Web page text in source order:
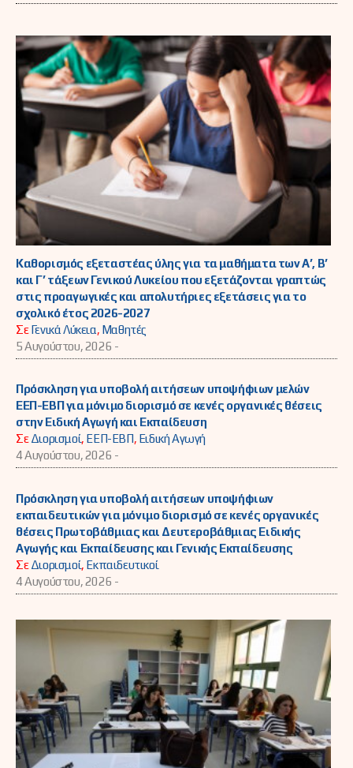
Καθορισμός εξεταστέας ύλης για τα μαθήματα των Α’, Β’
και Γ’ τάξεων Γενικού Λυκείου που εξετάζονται γραπτώς
στις προαγωγικές και απολυτήριες εξετάσεις για το
σχολικό έτος 2026-2027
ΣεΓενικά Λύκεια, Μαθητές
5 Αυγούστου, 2026 -
Πρόσκληση για υποβολή αιτήσεων υποψήφιων μελών
ΕΕΠ-ΕΒΠ για μόνιμο διορισμό σε κενές οργανικές θέσεις
στην Ειδική Αγωγή και Εκπαίδευση
ΣεΔιορισμοί, ΕΕΠ-ΕΒΠ, Ειδική Αγωγή
4 Αυγούστου, 2026 -
Πρόσκληση για υποβολή αιτήσεων υποψήφιων
εκπαιδευτικών για μόνιμο διορισμό σε κενές οργανικές
θέσεις Πρωτοβάθμιας και Δευτεροβάθμιας Ειδικής
Αγωγής και Εκπαίδευσης και Γενικής Εκπαίδευσης
ΣεΔιορισμοί, Εκπαιδευτικοί
4 Αυγούστου, 2026 -